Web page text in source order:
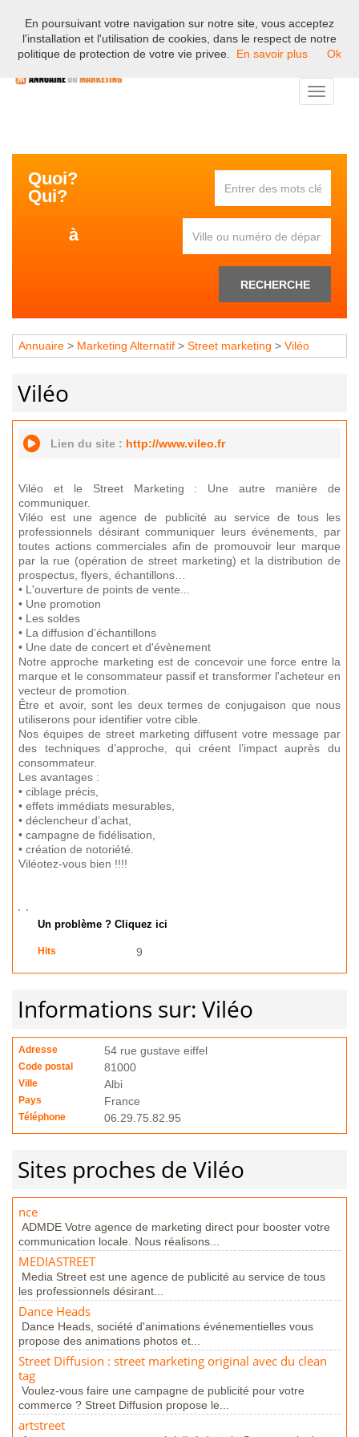
Bienvenue sur l'annuaire professionnel du marketing et de la
communication en France.
Toggle
Quoi?
Qui?
à
RECHERCHE
Annuaire > Marketing Alternatif > Street marketing > Viléo
Viléo
Lien du site : http://www.vileo.fr
Viléo et le Street Marketing : Une autre manière de
communiquer.
Viléo est une agence de publicité au service de tous les
professionnels désirant communiquer leurs événements, par
toutes actions commerciales afin de promouvoir leur marque
par la rue (opération de street marketing) et la distribution de
prospectus, flyers, échantillons…
• L'ouverture de points de vente...
• Une promotion
• Les soldes
• La diffusion d'échantillons
• Une date de concert et d'évènement
Notre approche marketing est de concevoir une force entre la
marque et le consommateur passif et transformer l'acheteur en
vecteur de promotion.
Être et avoir, sont les deux termes de conjugaison que nous
utiliserons pour identifier votre cible.
Nos équipes de street marketing diffusent votre message par
des techniques d’approche, qui créent l’impact auprès du
consommateur.
Les avantages :
• ciblage précis,
• effets immédiats mesurables,
• déclencheur d’achat,
• campagne de fidélisation,
• création de notoriété.
Viléotez-vous bien !!!!
Un problème ? Cliquez ici
Hits 9
Informations sur: Viléo
Adresse 54 rue gustave eiffel
Code postal 81000
Ville Albi
Pays France
Téléphone 06.29.75.82.95
Sites proches de Viléo
nce
ADMDE Votre agence de marketing direct pour booster votre
communication locale. Nous réalisons...
MEDIASTREET
Media Street est une agence de publicité au service de tous
les professionnels désirant...
Dance Heads
Dance Heads, société d'animations événementielles vous
propose des animations photos et...
Street Diffusion : street marketing original avec du clean
tag
Voulez-vous faire une campagne de publicité pour votre
commerce ? Street Diffusion propose le...
artstreet
En poursuivant votre navigation sur notre site, vous acceptez
l'installation et l'utilisation de cookies, dans le respect de notre
politique de protection de votre vie privee.
En savoir plus Ok